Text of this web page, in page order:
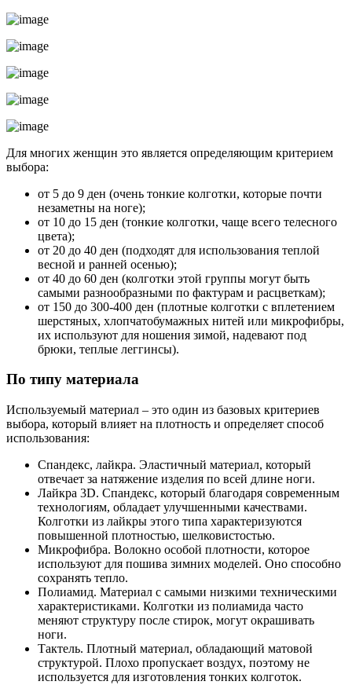
Для многих женщин это является определяющим критерием
выбора:
от 5 до 9 ден (очень тонкие колготки, которые почти
незаметны на ноге);
от 10 до 15 ден (тонкие колготки, чаще всего телесного
цвета);
от 20 до 40 ден (подходят для использования теплой
весной и ранней осенью);
от 40 до 60 ден (колготки этой группы могут быть
самыми разнообразными по фактурам и расцветкам);
от 150 до 300-400 ден (плотные колготки с вплетением
шерстяных, хлопчатобумажных нитей или микрофибры,
их используют для ношения зимой, надевают под
брюки, теплые леггинсы).
По типу материала
Используемый материал – это один из базовых критериев
выбора, который влияет на плотность и определяет способ
использования:
Спандекс, лайкра. Эластичный материал, который
отвечает за натяжение изделия по всей длине ноги.
Лайкра 3D. Спандекс, который благодаря современным
технологиям, обладает улучшенными качествами.
Колготки из лайкры этого типа характеризуются
повышенной плотностью, шелковистостью.
Микрофибра. Волокно особой плотности, которое
используют для пошива зимних моделей. Оно способно
сохранять тепло.
Полиамид. Материал с самыми низкими техническими
характеристиками. Колготки из полиамида часто
меняют структуру после стирок, могут окрашивать
ноги.
Тактель. Плотный материал, обладающий матовой
структурой. Плохо пропускает воздух, поэтому не
используется для изготовления тонких колготок.